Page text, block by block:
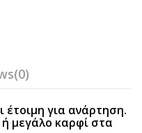
(0)
έτοιμη για ανάρτηση.
μεγάλο καρφί στα